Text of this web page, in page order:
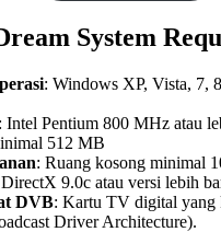
System
: Windows XP, Vista, 7,
: Intel Pentium 800 MHz atau
512 MB
: Ruang kosong minimal
9.0c atau versi lebih
DVB: Kartu TV digital yang
Driver Architecture).